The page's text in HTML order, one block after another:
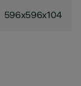
596x596x104